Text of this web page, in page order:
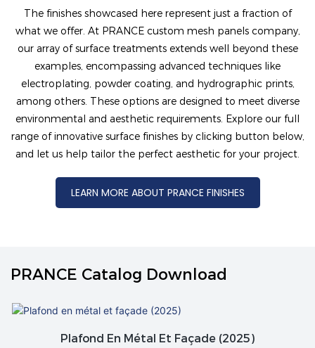
The finishes showcased here represent just a fraction of
what we offer. At PRANCE custom mesh panels company,
our array of surface treatments extends well beyond these
examples, encompassing advanced techniques like
electroplating, powder coating, and hydrographic prints,
among others. These options are designed to meet diverse
environmental and aesthetic requirements. Explore our full
range of innovative surface finishes by clicking button below,
and let us help tailor the perfect aesthetic for your project.
LEARN MORE ABOUT PRANCE FINISHES
PRANCE Catalog Download
Plafond En Métal Et Façade (2025)